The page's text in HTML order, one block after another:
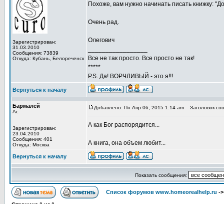
Зарегистрирован:
31.03.2010
Сообщения: 73839
Откуда: Кубань, Белореченск
Похоже, вам нужно начинать писать книжку:
Очень рад.
Олегович
Все не так просто. Все просто не так!
*****
P.S. Да! ВОРЧЛИВЫЙ - это я!!!
Вернуться к началу
Бармалей
Ас
Зарегистрирован:
23.04.2010
Сообщения: 401
Откуда: Москва
Добавлено: Пн Апр 06, 2015 1:14 am Заголовок
А как Бог распорядится...
А книга, она объем любит...
Вернуться к началу
Показать сообщения:
Список форумов www.homeorealhelp.ru -